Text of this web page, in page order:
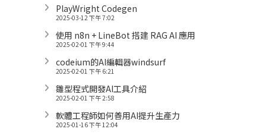
PlayWright Codegen
2025-03-12 下午 7:02
使用 n8n + LineBot 搭建 RAG AI 應用
2025-02-01 下午 9:44
codeium的AI編輯器windsurf
2025-02-01 下午 6:21
雛型程式開發AI工具介紹
2025-02-01 下午 2:58
軟體工程師如何善用AI提升生產力
2025-01-16 下午 12:04